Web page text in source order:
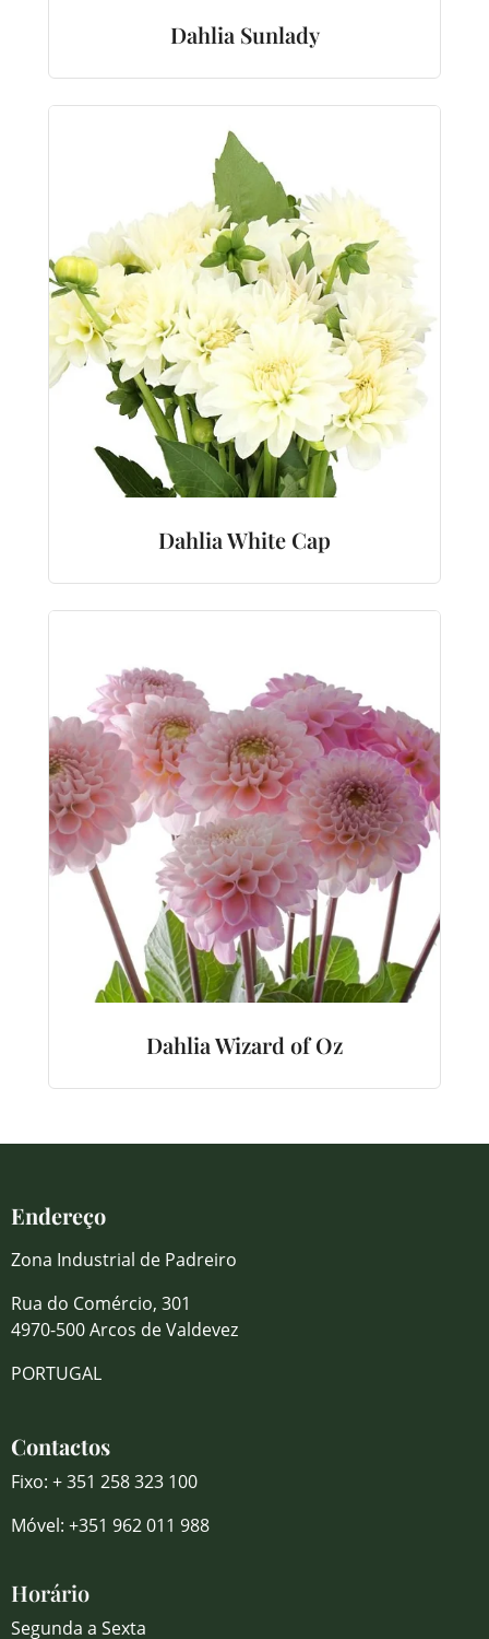
Dahlia Sunlady
Dahlia White Cap
Dahlia Wizard of Oz
Endereço
Zona Industrial de Padreiro
Rua do Comércio, 301
4970-500 Arcos de Valdevez
PORTUGAL
Contactos
Fixo: + 351 258 323 100
Móvel: +351 962 011 988
Horário
Segunda a Sexta